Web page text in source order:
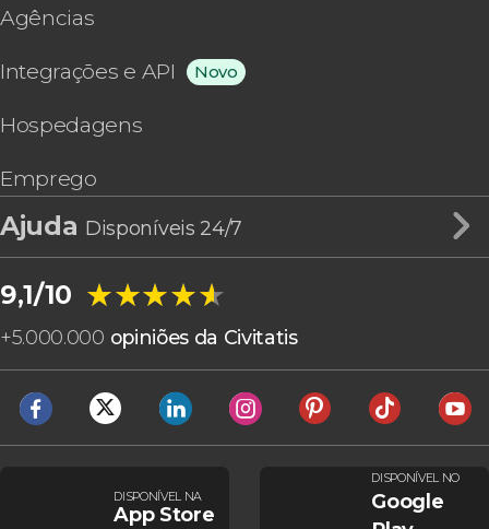
Agências
Integrações e API Novo
Hospedagens
Emprego
Ajuda Disponíveis 24/7
9,1/10 ★★★★★
★★★★★
+5.000.000 opiniões da Civitatis
DISPONÍVEL NA
App Store
DISPONÍVEL NO
Google